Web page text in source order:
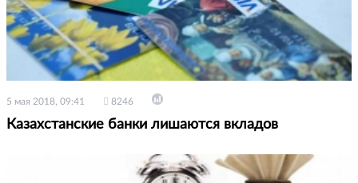
5 мая 2018, 09:41 8246
Казахстанские банки лишаются вкладов